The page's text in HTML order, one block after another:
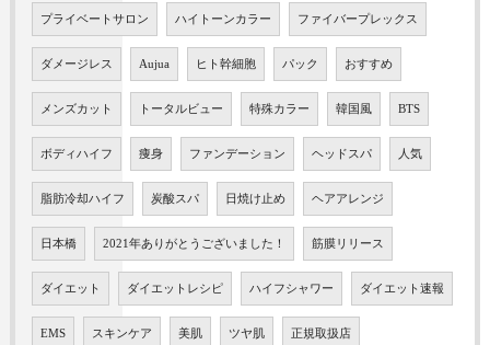
プライベートサロン ハイトーンカラー ファイバープレックス
ダメージレス Aujua ヒト幹細胞 パック おすすめ
メンズカット トータルビュー 特殊カラー 韓国風 BTS
ボディハイフ 痩身 ファンデーション ヘッドスパ 人気
脂肪冷却ハイフ 炭酸スパ 日焼け止め ヘアアレンジ
日本橋 2021年ありがとうございました！ 筋膜リリース
ダイエット ダイエットレシピ ハイフシャワー ダイエット速報
EMS スキンケア 美肌 ツヤ肌 正規取扱店